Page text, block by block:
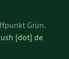
Grün.
[dot] de